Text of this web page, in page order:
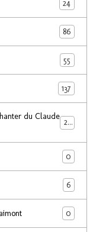
24
86
55
137
du Claude
24
0
6
0